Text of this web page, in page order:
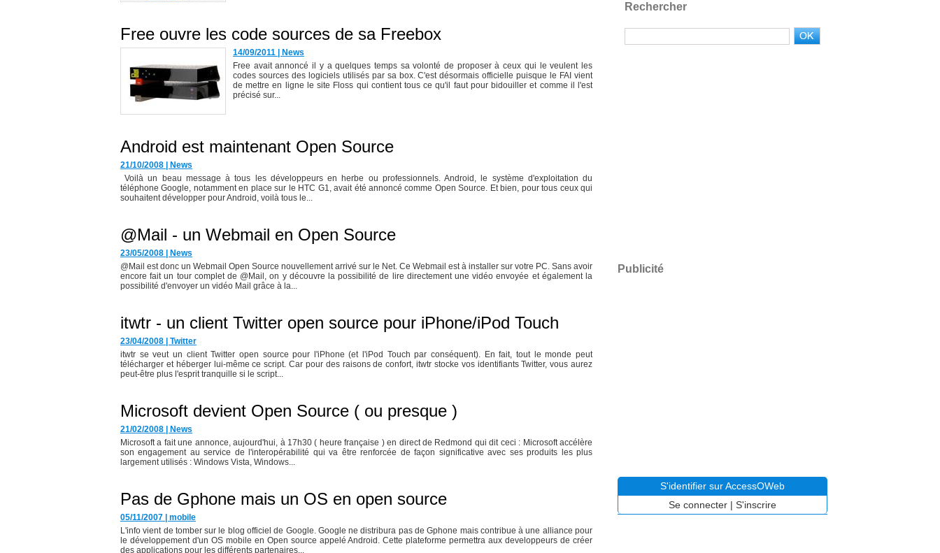
Free ouvre les code sources de sa Freebox
14/09/2011
News
Free avait annoncé il y a quelques temps sa volonté de proposer à ceux qui le veulent les
codes sources des logiciels utilisés par sa box. C'est désormais officielle puisque le FAI vient
de mettre en ligne le site Floss qui contient tous ce qu'il faut pour bidouiller et comme il l'est
précisé sur...
Android est maintenant Open Source
21/10/2008
News
Voilà un beau message à tous les développeurs en herbe ou professionnels. Android, le système d'exploitation du
téléphone Google, notamment en place sur le HTC G1, avait été annoncé comme Open Source. Et bien, pour tous ceux qui
souhaitent développer pour Android, voilà tous le...
@Mail - un Webmail en Open Source
23/05/2008
News
@Mail est donc un Webmail Open Source nouvellement arrivé sur le Net. Ce Webmail est à installer sur votre PC. Sans avoir
encore fait un tour complet de @Mail, on y découvre la possibilité de lire directement une vidéo envoyée et également la
possibilité d'envoyer un vidéo Mail grâce à la...
itwtr - un client Twitter open source pour iPhone/iPod Touch
23/04/2008
Twitter
itwtr se veut un client Twitter open source pour l'iPhone (et l'iPod Touch par conséquent). En fait, tout le monde peut
télécharger et héberger lui-même ce script. Car pour des raisons de confort, itwtr stocke vos identifiants Twitter, vous aurez
peut-être plus l'esprit tranquille si le script...
Microsoft devient Open Source ( ou presque )
21/02/2008
News
Microsoft a fait une annonce, aujourd'hui, à 17h30 ( heure française ) en direct de Redmond qui dit ceci : Microsoft accélère
son engagement au service de l'interopérabilité qui va être renforcée de façon significative avec ses produits les plus
largement utilisés : Windows Vista, Windows...
Pas de Gphone mais un OS en open source
05/11/2007
mobile
L'info vient de tomber sur le blog officiel de Google. Google ne distribura pas de Gphone mais contribue à une alliance pour
le développement d'un OS mobile en Open source appelé Android. Cette plateforme permettra aux developpeurs de créer
des applications pour les différents partenaires...
Rechercher
Publicité
S'identifier sur AccessOWeb
Se connecter | S'inscrire